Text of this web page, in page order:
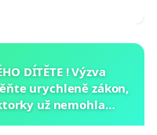
DÍTĚTE ! Výzva
urychleně zákon,
už nemohla